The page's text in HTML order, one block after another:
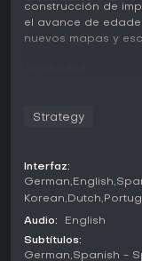
construcción de
el avance de
nuevos mapas y
entrenar unidades
cuerpo lento pero
específicas según
aliados pueden
reforzando las
terreno anfibio
que permiten
Strategy
Interfaz:
German English
Korean Dutch
Audio:
English
Subtítulos:
German Spanish -